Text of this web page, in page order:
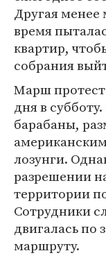
Другая менее
время
квартир,
собрания
Марш
дня в
барабаны,
лозунги.
разрешении
территории
Сотрудники
двигалась по
маршруту.